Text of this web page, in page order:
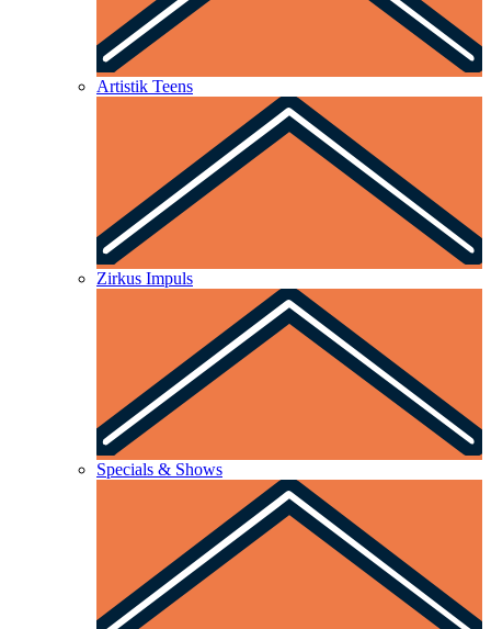
Artistik Teens
Zirkus Impuls
Specials & Shows